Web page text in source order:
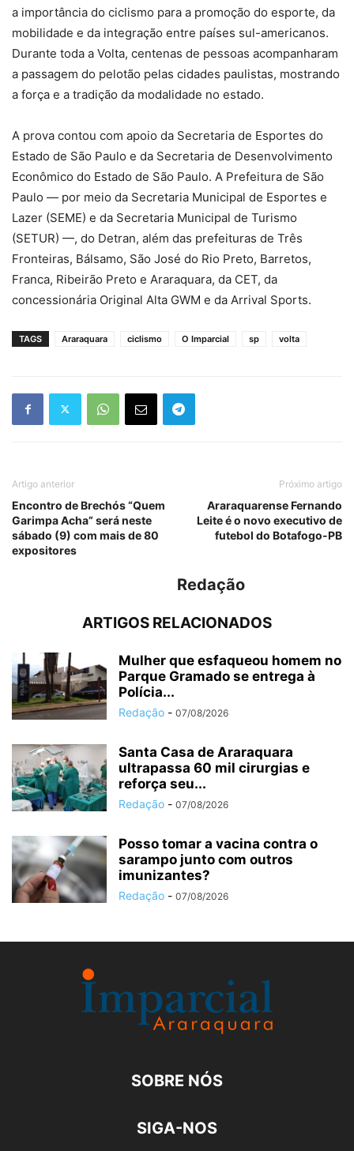
a importância do ciclismo para a promoção do esporte, da
mobilidade e da integração entre países sul-americanos.
Durante toda a Volta, centenas de pessoas acompanharam
a passagem do pelotão pelas cidades paulistas, mostrando
a força e a tradição da modalidade no estado.
A prova contou com apoio da Secretaria de Esportes do
Estado de São Paulo e da Secretaria de Desenvolvimento
Econômico do Estado de São Paulo. A Prefeitura de São
Paulo — por meio da Secretaria Municipal de Esportes e
Lazer (SEME) e da Secretaria Municipal de Turismo
(SETUR) —, do Detran, além das prefeituras de Três
Fronteiras, Bálsamo, São José do Rio Preto, Barretos,
Franca, Ribeirão Preto e Araraquara, da CET, da
concessionária Original Alta GWM e da Arrival Sports.
TAGS Araraquara ciclismo O Imparcial sp volta
Artigo anterior
Encontro de Brechós “Quem
Garimpa Acha” será neste
sábado (9) com mais de 80
expositores
Próximo artigo
Araraquarense Fernando
Leite é o novo executivo de
futebol do Botafogo-PB
Redação
ARTIGOS RELACIONADOS
Mulher que esfaqueou homem no
Parque Gramado se entrega à
Polícia...
Redação - 07/08/2026
Santa Casa de Araraquara
ultrapassa 60 mil cirurgias e
reforça seu...
Redação - 07/08/2026
Posso tomar a vacina contra o
sarampo junto com outros
imunizantes?
Redação - 07/08/2026
SOBRE NÓS
SIGA-NOS